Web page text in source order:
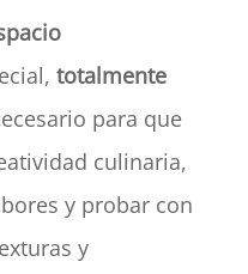
totalmente
para que
culinaria,
y probar con
y